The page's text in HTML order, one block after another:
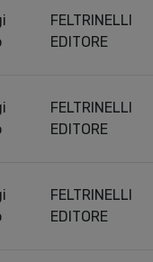
FELTRINELLI
EDITORE
FELTRINELLI
EDITORE
FELTRINELLI
EDITORE